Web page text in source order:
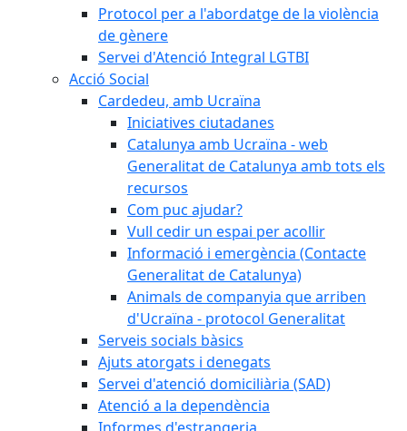
Protocol per a l'abordatge de la violència
de gènere
Servei d'Atenció Integral LGTBI
Acció Social
Cardedeu, amb Ucraïna
Iniciatives ciutadanes
Catalunya amb Ucraïna - web
Generalitat de Catalunya amb tots els
recursos
Com puc ajudar?
Vull cedir un espai per acollir
Informació i emergència (Contacte
Generalitat de Catalunya)
Animals de companyia que arriben
d'Ucraïna - protocol Generalitat
Serveis socials bàsics
Ajuts atorgats i denegats
Servei d'atenció domiciliària (SAD)
Atenció a la dependència